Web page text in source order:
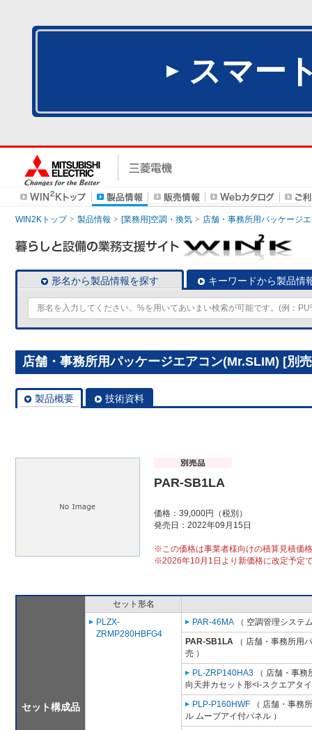
スマー
WIN2Kトップ 製品情報 [業務用]空調・換気 店舗・事務所用パッケージ
形名から製品情報を探す キーワードから製品情
店舗・事務所用パッケージエアコン(Mr.SLIM) [別
製品概要 技術資料
PAR-SB1LA
価格：39,000円（税別）
発売日：2022年09月15日
※この価格は事業者様向けの積算見積価
※2026年10月1日より新価格に改定予定
セット構成品
セット形名
PLZX-
ZRMP280HBFG4
PAR-46MA （ 空調管理システ
PAR-SB1LA （ 店舗・事務所用
売 ）
PL-ZRP140HA3 （ 店舗・事
向天井カセット形<i-スクエアタ
PLP-P160HWF （ 店舗・事務
ル ムーブアイ付パネル ）